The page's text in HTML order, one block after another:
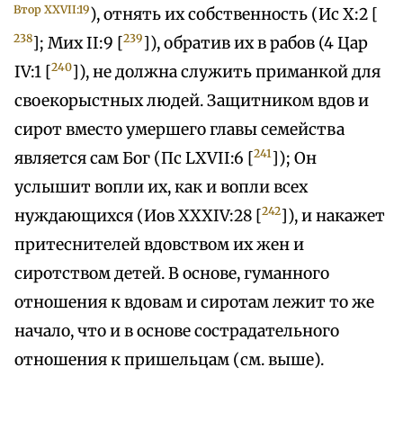
Втор XXVII:19), отнять их собственность (Ис X:2 [
238]; Мих II:9 [239 ]), обратив их в рабов (4 Цар
IV:1 [240]), не должна служить приманкой для
своекорыстных людей. Защитником вдов и
сирот вместо умершего главы семейства
является сам Бог (Пс LXVII:6 [241]); Он
услышит вопли их, как и вопли всех
нуждающихся (Иов XXXIV:28 [242]), и накажет
притеснителей вдовством их жен и
сиротством детей. В основе, гуманного
отношения к вдовам и сиротам лежит то же
начало, что и в основе сострадательного
отношения к пришельцам (см. выше).